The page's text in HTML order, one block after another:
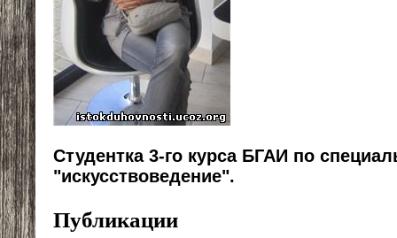
Студентка 3-го курса БГАИ по
"искусствоведение".
Публикации